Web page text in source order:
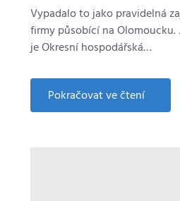
Vypadalo to jako pravidelná
firmy působící na
je Okresní hospodářská…
Pokračovat ve čtení
about
Letecký